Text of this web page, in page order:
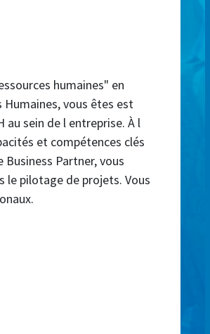
humaines" en
vous êtes est
sein de l entreprise. À l
et compétences clés
Partner, vous
le pilotage de projets. Vous